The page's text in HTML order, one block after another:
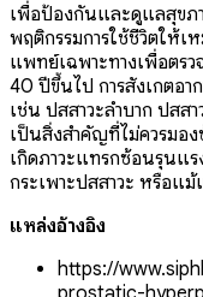
เพื่อป้องกันและดูแลสุขภ
พฤติกรรมการใช้ชีวิตให้เ
แพทย์เฉพาะทางเพื่อตรว
40 ปีขึ้นไป การสังเกตอ
เช่น ปัสสาวะลำบาก ปัสส
เป็นสิ่งสำคัญที่ไม่ควรมอง
เกิดภาวะแทรกซ้อนรุนแ
กระเพาะปัสสาวะ หรือแม้
แหล่งอ้างอิง
https://